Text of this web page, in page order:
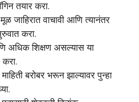
तयार करा.
मूळ जाहिरात वाचावी आणि त्यानंतर
करा.
अधिक शिक्षण असल्यास या
करा.
बरोबर भरून झाल्यावर पुन्हा